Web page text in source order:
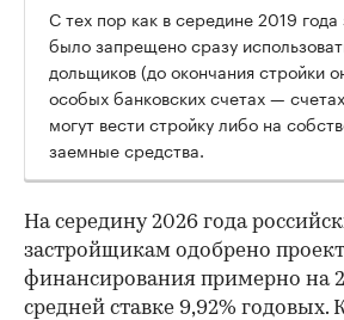
С тех пор как в середине 2019
было запрещено сразу
дольщиков (до окончания стройки
особых банковских счетах —
могут вести стройку либо на
заемные средства.
На середину 2026 года
застройщикам одобрено
финансирования примерно на
средней ставке 9,92% годовых.